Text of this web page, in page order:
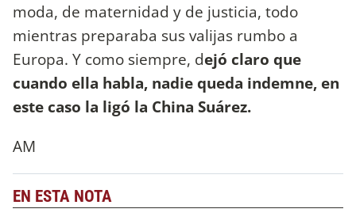
moda, de maternidad y de justicia, todo
mientras preparaba sus valijas rumbo a
Europa. Y como siempre, dejó claro que
cuando ella habla, nadie queda indemne, en
este caso la ligó la China Suárez.
AM
EN ESTA NOTA